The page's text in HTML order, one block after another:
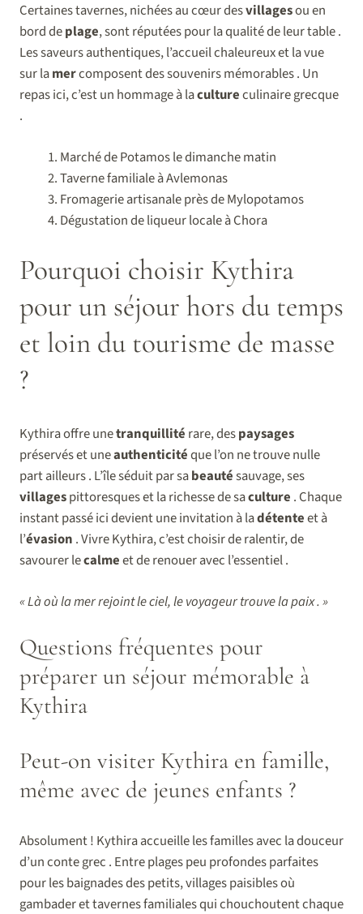
Certaines tavernes, nichées au cœur desvillagesou en
bord deplage, sont réputées pour la qualité de leur table .
Les saveurs authentiques, l’accueil chaleureux et la vue
sur lamercomposent des souvenirs mémorables . Un
repas ici, c’est un hommage à lacultureculinaire grecque
.
Marché de Potamos le dimanche matin
Taverne familiale à Avlemonas
Fromagerie artisanale près de Mylopotamos
Dégustation de liqueur locale à Chora
Pourquoi choisir Kythira
pour un séjour hors du temps
et loin du tourisme de masse
?
Kythira offre unetranquillité rare, despaysages
préservés et uneauthenticitéque l’on ne trouve nulle
part ailleurs . L’île séduit par sabeautésauvage, ses
villagespittoresques et la richesse de saculture . Chaque
instant passé ici devient une invitation à ladétenteet à
l’évasion . Vivre Kythira, c’est choisir de ralentir, de
savourer lecalmeet de renouer avec l’essentiel .
« Là où la mer rejoint le ciel, le voyageur trouve la paix . »
Questions fréquentes pour
préparer un séjour mémorable à
Kythira
Peut-on visiter Kythira en famille,
même avec de jeunes enfants ?
Absolument ! Kythira accueille les familles avec la douceur
d’un conte grec . Entre plages peu profondes parfaites
pour les baignades des petits, villages paisibles où
gambader et tavernes familiales qui chouchoutent chaque